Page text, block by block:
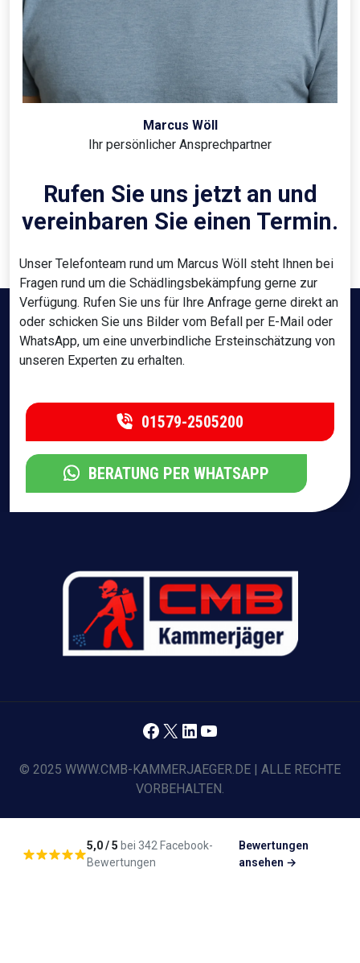
Marcus Wöll
Ihr persönlicher Ansprechpartner
Rufen Sie uns jetzt an und
vereinbaren Sie einen Termin.
Unser Telefonteam rund um Marcus Wöll steht Ihnen bei
Fragen rund um die Schädlingsbekämpfung gerne zur
Verfügung. Rufen Sie uns für Ihre Anfrage gerne direkt an
oder schicken Sie uns Bilder vom Befall per E-Mail oder
WhatsApp, um eine unverbindliche Ersteinschätzung von
unseren Experten zu erhalten.
01579-2505200
BERATUNG PER WHATSAPP
© 2025 WWW.CMB-KAMMERJAEGER.DE | ALLE RECHTE
VORBEHALTEN.
Facebook
X LinkedIn
YouTube
5,0 / 5 bei 342 Facebook-
Bewertungen
Bewertungen
ansehen →